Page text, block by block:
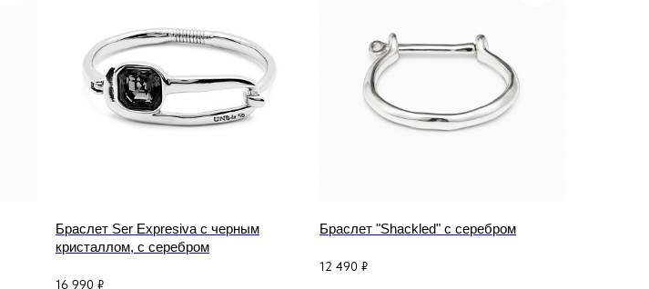
Браслет Ser Expresiva с черным
кристаллом, с серебром
16 990 ₽
Браслет "Shackled" с серебром
12 490 ₽